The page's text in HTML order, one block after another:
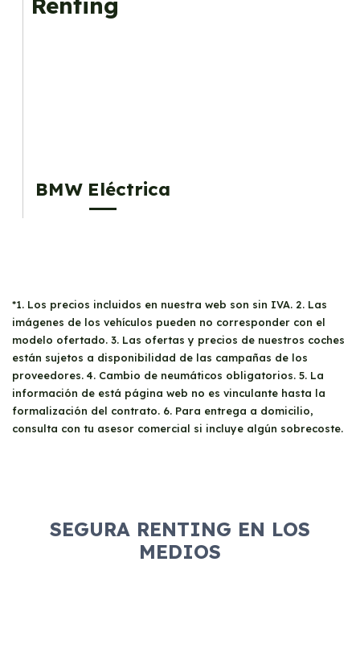
BMW Eléctrica
*1. Los precios incluidos en nuestra web son sin IVA. 2. Las
imágenes de los vehículos pueden no corresponder con el
modelo ofertado. 3. Las ofertas y precios de nuestros coches
están sujetos a disponibilidad de las campañas de los
proveedores. 4. Cambio de neumáticos obligatorios. 5. La
información de está página web no es vinculante hasta la
formalización del contrato. 6. Para entrega a domicilio,
consulta con tu asesor comercial si incluye algún sobrecoste.
SEGURA RENTING EN LOS
MEDIOS